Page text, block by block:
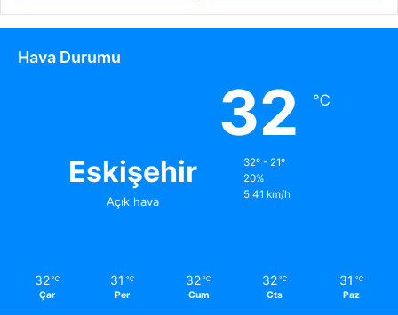
Hava Durumu
Eskişehir
Açık hava
32 ℃
32º - 21º
20%
5.41 km/h
32 ℃
Çar
31 ℃
Per
32 ℃
Cum
32 ℃
Cts
31 ℃
Paz